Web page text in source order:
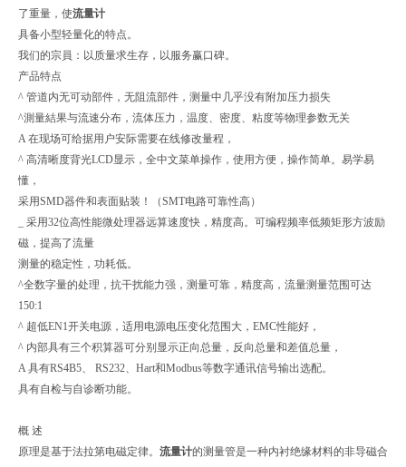
了重量，使流量计
具备小型轻量化的特点。
我们的宗員：以质量求生存，以服务赢口碑。
产品特点
^ 管道内无可动部件，无阻流部件，测量中几乎没有附加压力损失
^測量結果与流速分布，流体压力，温度、密度、粘度等物理参数无关
A 在现场可给据用户安际需要在线修改量程，
^ 高清晰度背光LCD显示，全中文菜单操作，使用方便，操作简单。易学易
懂，
采用SMD器件和表面贴装！（SMT电路可靠性高）
_ 采用32位高性能微处理器远算速度快，精度高。可编程频率低频矩形方波励
磁，提高了流量
测量的稳定性，功耗低。
^全数字量的处理，抗干扰能力强，测量可靠，精度高，流量测量范围可达
150:1
^ 超低EN1开关电源，适用电源电压变化范围大，EMC性能好，
^ 内部具有三个积算器可分别显示正向总量，反向总量和差值总量，
A 具有RS4B5、 RS232、Hart和Modbus等数字通讯信号输出选配。
具有自检与自诊断功能。
概 述
原理是基于法拉第电磁定律。 流量计的测量管是一种内衬绝缘材料的非导磁合